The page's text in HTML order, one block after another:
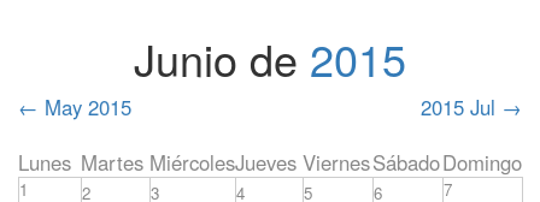
Junio de 2015
← May 2015 2015 Jul →
Lunes Martes MiércolesJueves ViernesSábadoDomingo
1 2 3 4 5 6 7